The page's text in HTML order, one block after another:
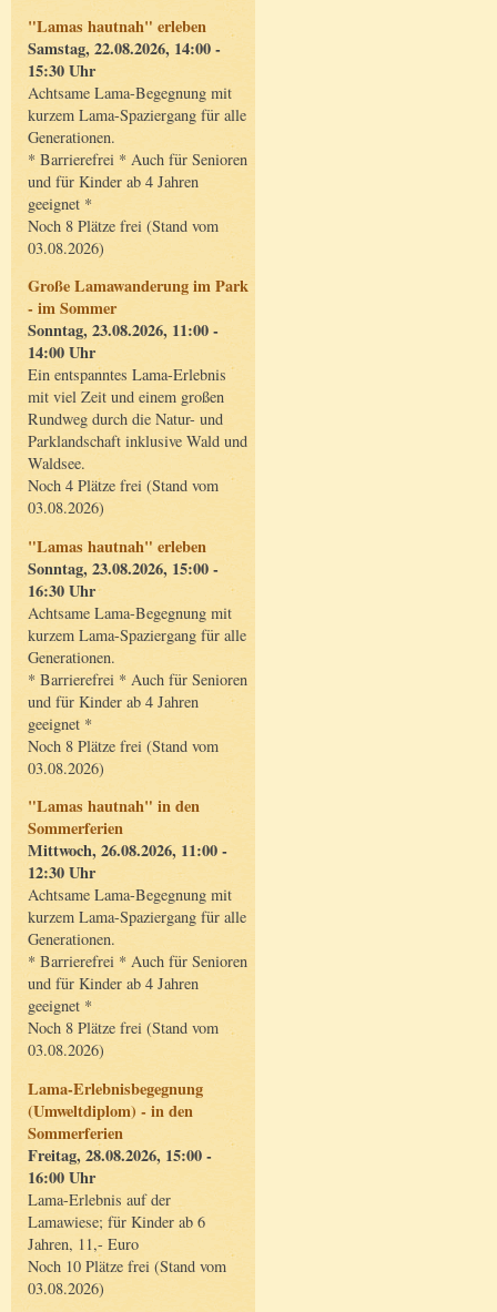
"Lamas hautnah" erleben
Samstag, 22.08.2026, 14:00 -
15:30 Uhr
Achtsame Lama-Begegnung mit
kurzem Lama-Spaziergang für alle
Generationen.
* Barrierefrei * Auch für Senioren
und für Kinder ab 4 Jahren
geeignet *
Noch 8 Plätze frei (Stand vom
03.08.2026)
Große Lamawanderung im Park
- im Sommer
Sonntag, 23.08.2026, 11:00 -
14:00 Uhr
Ein entspanntes Lama-Erlebnis
mit viel Zeit und einem großen
Rundweg durch die Natur- und
Parklandschaft inklusive Wald und
Waldsee.
Noch 4 Plätze frei (Stand vom
03.08.2026)
"Lamas hautnah" erleben
Sonntag, 23.08.2026, 15:00 -
16:30 Uhr
Achtsame Lama-Begegnung mit
kurzem Lama-Spaziergang für alle
Generationen.
* Barrierefrei * Auch für Senioren
und für Kinder ab 4 Jahren
geeignet *
Noch 8 Plätze frei (Stand vom
03.08.2026)
"Lamas hautnah" in den
Sommerferien
Mittwoch, 26.08.2026, 11:00 -
12:30 Uhr
Achtsame Lama-Begegnung mit
kurzem Lama-Spaziergang für alle
Generationen.
* Barrierefrei * Auch für Senioren
und für Kinder ab 4 Jahren
geeignet *
Noch 8 Plätze frei (Stand vom
03.08.2026)
Lama-Erlebnisbegegnung
(Umweltdiplom) - in den
Sommerferien
Freitag, 28.08.2026, 15:00 -
16:00 Uhr
Lama-Erlebnis auf der
Lamawiese; für Kinder ab 6
Jahren, 11,- Euro
Noch 10 Plätze frei (Stand vom
03.08.2026)